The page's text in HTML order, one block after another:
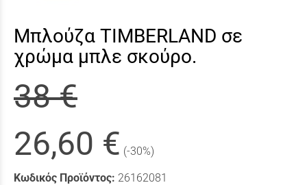
Μπλούζα TIMBERLAND σε
χρώμα μπλε σκούρο.
38 €
26,60 € (-30%)
Κωδικός Προϊόντος: 26162081